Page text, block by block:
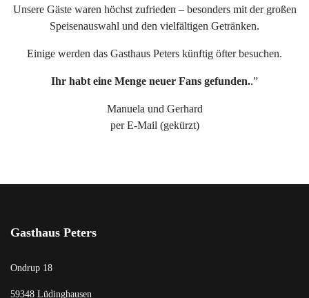
Unsere Gäste waren höchst zufrieden – besonders mit der großen
Speisenauswahl und den vielfältigen Getränken.
Einige werden das Gasthaus Peters künftig öfter besuchen.
Ihr habt eine Menge neuer Fans gefunden..”
Manuela und Gerhard
per E-Mail (gekürzt)
Gasthaus Peters
Ondrup 18
59348 Lüdinghausen